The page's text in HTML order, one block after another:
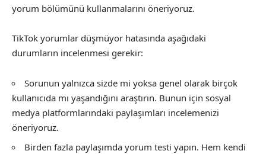
yorum bölümünü kullanmalarını öneriyoruz.
TikTok yorumlar düşmüyor hatasında aşağıdaki
durumların incelenmesi gerekir:
Sorunun yalnızca sizde mi yoksa genel olarak birçok
kullanıcıda mı yaşandığını araştırın. Bunun için sosyal
medya platformlarındaki paylaşımları incelemenizi
öneriyoruz.
Birden fazla paylaşımda yorum testi yapın. Hem kendi